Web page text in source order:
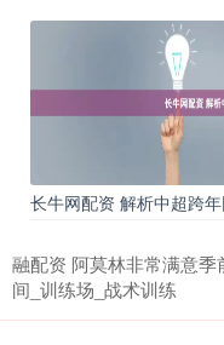
长牛网配资 解析中超跨
融配资 阿莫林非常满意
间_训练场_战术训练